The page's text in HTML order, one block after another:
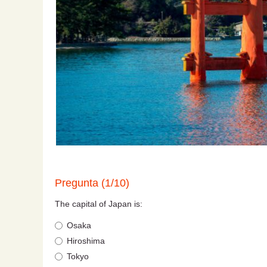
Pregunta (1/10)
The capital of Japan is:
Osaka
Hiroshima
Tokyo